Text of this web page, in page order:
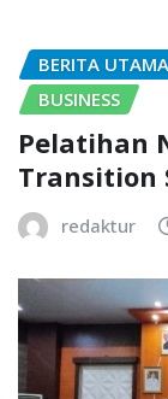
BERITA UTAMA
BUSINESS
Pelatihan
Transition
redaktur